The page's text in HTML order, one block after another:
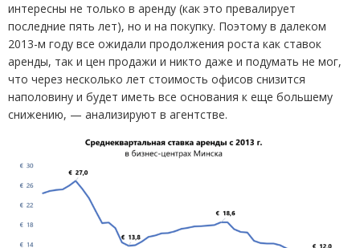
интересны не только в аренду (как это превалирует
последние пять лет), но и на покупку. Поэтому в далеком
2013-м году все ожидали продолжения роста как ставок
аренды, так и цен продажи и никто даже и подумать не мог,
что через несколько лет стоимость офисов снизится
наполовину и будет иметь все основания к еще большему
снижению, — анализируют в агентстве.